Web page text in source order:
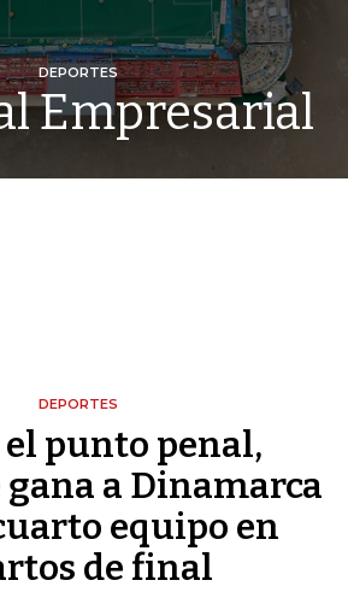
DEPORTES
Empresarial
DEPORTES
el punto penal,
gana a Dinamarca
equipo en
de final